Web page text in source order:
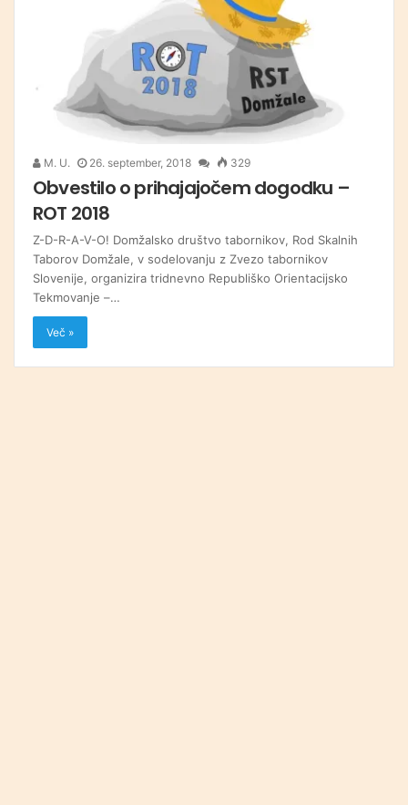
M. U. 26. september, 2018 329
Obvestilo o prihajajočem dogodku –
ROT 2018
Z-D-R-A-V-O! Domžalsko društvo tabornikov, Rod Skalnih
Taborov Domžale, v sodelovanju z Zvezo tabornikov
Slovenije, organizira tridnevno Republiško Orientacijsko
Tekmovanje –…
Več »